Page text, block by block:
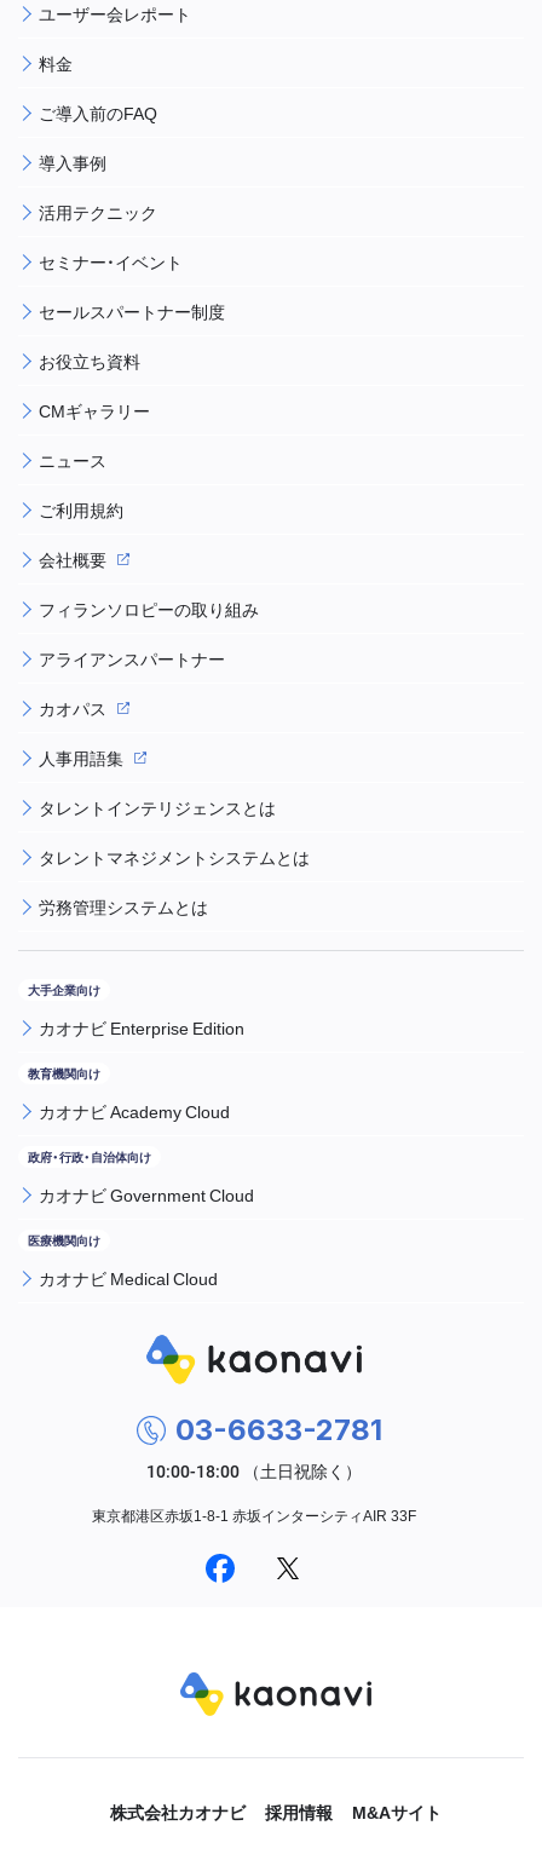
ユーザー会レポート
料金
ご導入前のFAQ
導入事例
活用テクニック
セミナー・イベント
セールスパートナー制度
お役立ち資料
CMギャラリー
ニュース
ご利用規約
会社概要
フィランソロピーの取り組み
アライアンスパートナー
カオパス
人事用語集
タレントインテリジェンスとは
タレントマネジメントシステムとは
労務管理システムとは
カオナビ Enterprise Edition
カオナビ Academy Cloud
カオナビ Government Cloud
カオナビ Medical Cloud
03-6633-2781
東京都港区赤坂1-8-1 赤坂インターシティAIR 33F
株式会社カオナビ 採用情報 M&Aサイト